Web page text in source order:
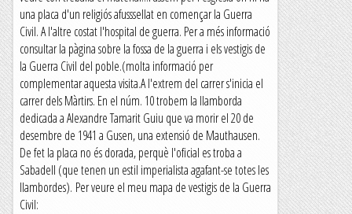
una placa d'un religiós afusssellat en començar la Guerra
Civil. A l'altre costat l'hospital de guerra. Per a més informació
consultar la pàgina sobre la fossa de la guerra i els vestigis de
la Guerra Civil del poble.(molta informació per
complementar aquesta visita.A l'extrem del carrer s'inicia el
carrer dels Màrtirs. En el núm. 10 trobem la llamborda
dedicada a Alexandre Tamarit Guiu que va morir el 20 de
desembre de 1941 a Gusen, una extensió de Mauthausen.
De fet la placa no és dorada, perquè l'oficial es troba a
Sabadell (que tenen un estil imperialista agafant-se totes les
llambordes). Per veure el meu mapa de vestigis de la Guerra
Civil: